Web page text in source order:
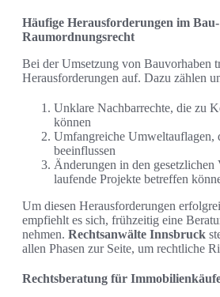
Häufige Herausforderungen im
Raumordnungsrecht
Bei der Umsetzung von Bauvorhaben
Herausforderungen auf. Dazu zählen
Unklare Nachbarrechte, die zu
können
Umfangreiche Umweltauflagen,
beeinflussen
Änderungen in den gesetzlichen
laufende Projekte betreffen
Um diesen Herausforderungen
empfiehlt es sich, frühzeitig eine
nehmen. Rechtsanwälte Innsbruck
allen Phasen zur Seite, um rechtliche
Rechtsberatung für